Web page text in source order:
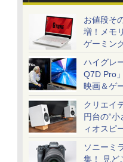
お値段そ
増！メモ
ゲーミン
ハイグレ
Q7D Pro
映画＆ゲ
クリエイ
円台の“
ィオスピ
ソニーミ
集！ 見ど